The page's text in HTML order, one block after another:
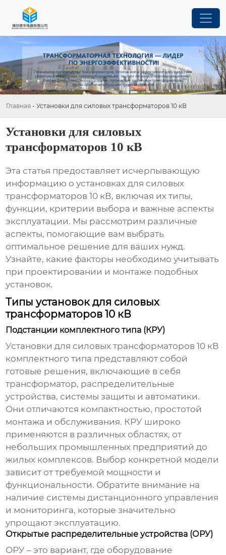
Главная - Установки для силовых трансформаторов 10 кВ
Установки для силовых
трансформаторов 10 кВ
Эта статья предоставляет исчерпывающую
информацию оустановках для силовых
трансформаторов 10 кВ, включая их типы,
функции, критерии выбора и важные аспекты
эксплуатации. Мы рассмотрим различные
аспекты, помогающие вам выбрать
оптимальное решение для ваших нужд.
Узнайте, какие факторы необходимо учитывать
при проектировании и монтаже подобных
установок.
Типы установок для силовых
трансформаторов 10 кВ
Подстанции комплектного типа (КРУ)
Установки для силовых трансформаторов 10 кВ
комплектного типа представляют собой
готовые решения, включающие в себя
трансформатор, распределительные
устройства, системы защиты и автоматики.
Они отличаются компактностью, простотой
монтажа и обслуживания. КРУ широко
применяются в различных областях, от
небольших промышленных предприятий до
жилых комплексов. Выбор конкретной модели
зависит от требуемой мощности и
функциональности. Обратите внимание на
наличие системы дистанционного управления
и мониторинга, которые значительно
упрощают эксплуатацию.
Открытые распределительные устройства (ОРУ)
ОРУ – это вариант, где оборудование